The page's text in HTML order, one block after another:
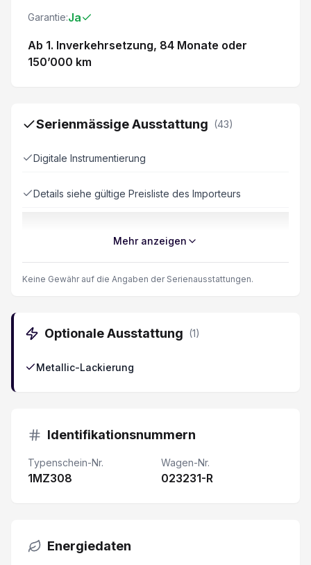
Garantie:Ja
Ab 1. Inverkehrsetzung, 84 Monate oder
150’000 km
Serienmässige Ausstattung (43)
Digitale Instrumentierung
Details siehe gültige Preisliste des Importeurs
Autonomer Notbrems-Assistent
LED-Scheinwerfer
LED Rückleuchten
Park-Distanz-Sensor vorne
LED Tagfahrlicht
Adaptiver Tempomat ACC
Mehr anzeigen
Keine Gewähr auf die Angaben der Serienausstattungen.
Optionale Ausstattung (1)
Metallic-Lackierung
Identifikationsnummern
Typenschein-Nr.
1MZ308
Wagen-Nr.
023231-R
Energiedaten